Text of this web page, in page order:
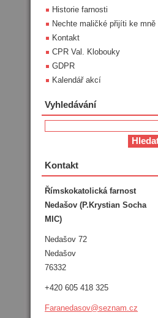
Historie farnosti
Nechte maličké přijíti ke mně
Kontakt
CPR Val. Klobouky
GDPR
Kalendář akcí
Vyhledávání
Kontakt
Římskokatolická farnost
Nedašov (P.Krystian Socha
MIC)
Nedašov 72
Nedašov
76332
+420 605 418 325
Faranedasov@seznam.cz